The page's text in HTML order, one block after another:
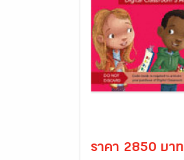
ราคา 2850 บาท